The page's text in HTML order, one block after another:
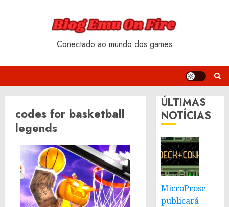
Conectado ao mundo dos games
codes for basketball
legends
ÚLTIMAS
NOTÍCIAS
MicroProse
publicará